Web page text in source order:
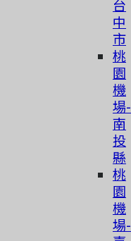
台
中
市
桃
園
機
場-
南
投
縣
桃
園
機
場-